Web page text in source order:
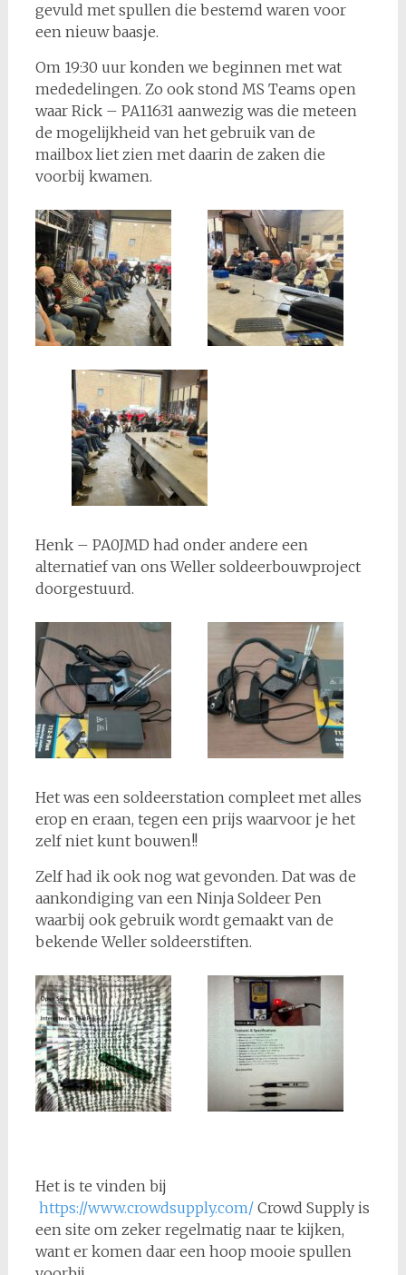
gevuld met spullen die bestemd waren voor
een nieuw baasje.
Om 19:30 uur konden we beginnen met wat
mededelingen. Zo ook stond MS Teams open
waar Rick – PA11631 aanwezig was die meteen
de mogelijkheid van het gebruik van de
mailbox liet zien met daarin de zaken die
voorbij kwamen.
Henk – PA0JMD had onder andere een
alternatief van ons Weller soldeerbouwproject
doorgestuurd.
Het was een soldeerstation compleet met alles
erop en eraan, tegen een prijs waarvoor je het
zelf niet kunt bouwen!!
Zelf had ik ook nog wat gevonden. Dat was de
aankondiging van een Ninja Soldeer Pen
waarbij ook gebruik wordt gemaakt van de
bekende Weller soldeerstiften.
Het is te vinden bij
https://www.crowdsupply.com/Crowd Supply is
een site om zeker regelmatig naar te kijken,
want er komen daar een hoop mooie spullen